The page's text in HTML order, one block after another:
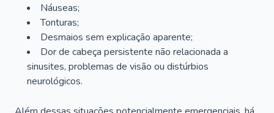
Náuseas;
Tonturas;
Desmaios sem explicação aparente;
Dor de cabeça persistente não relacionada a
sinusites, problemas de visão ou distúrbios
neurológicos.